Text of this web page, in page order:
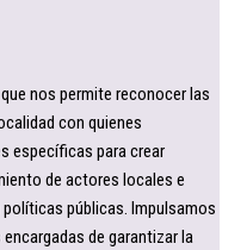
nos permite reconocer las
con quienes
específicas para crear
de actores locales e
públicas. Impulsamos
de garantizar la